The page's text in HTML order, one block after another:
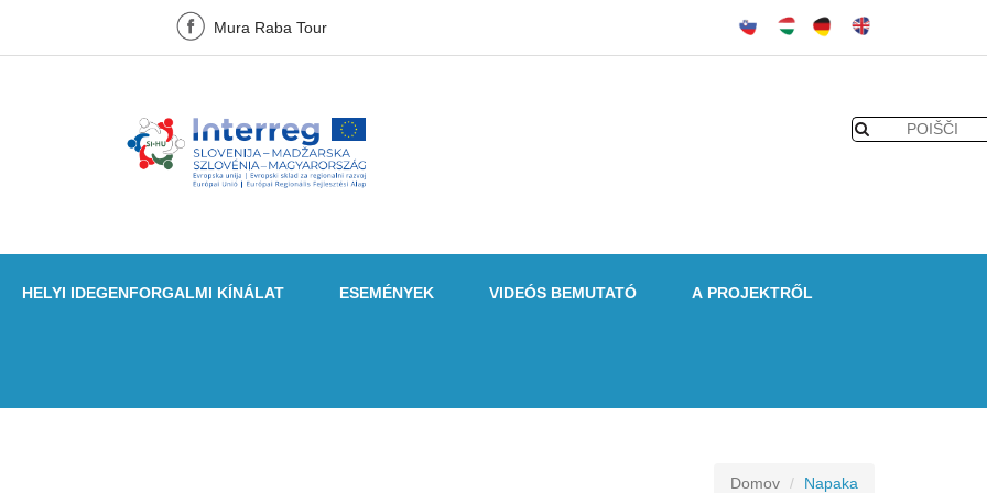
Mura Raba Tour
HELYI IDEGENFORGALMI KÍNÁLAT ESEMÉNYEK VIDEÓS BEMUTATÓ A PROJEKTRŐL
Domov Napaka